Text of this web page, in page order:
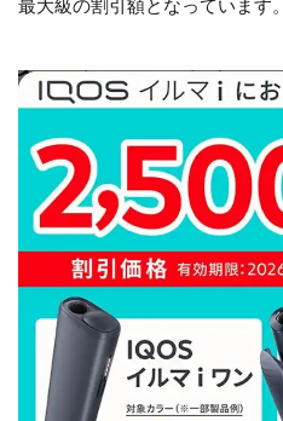
最大級の割引額となっています。